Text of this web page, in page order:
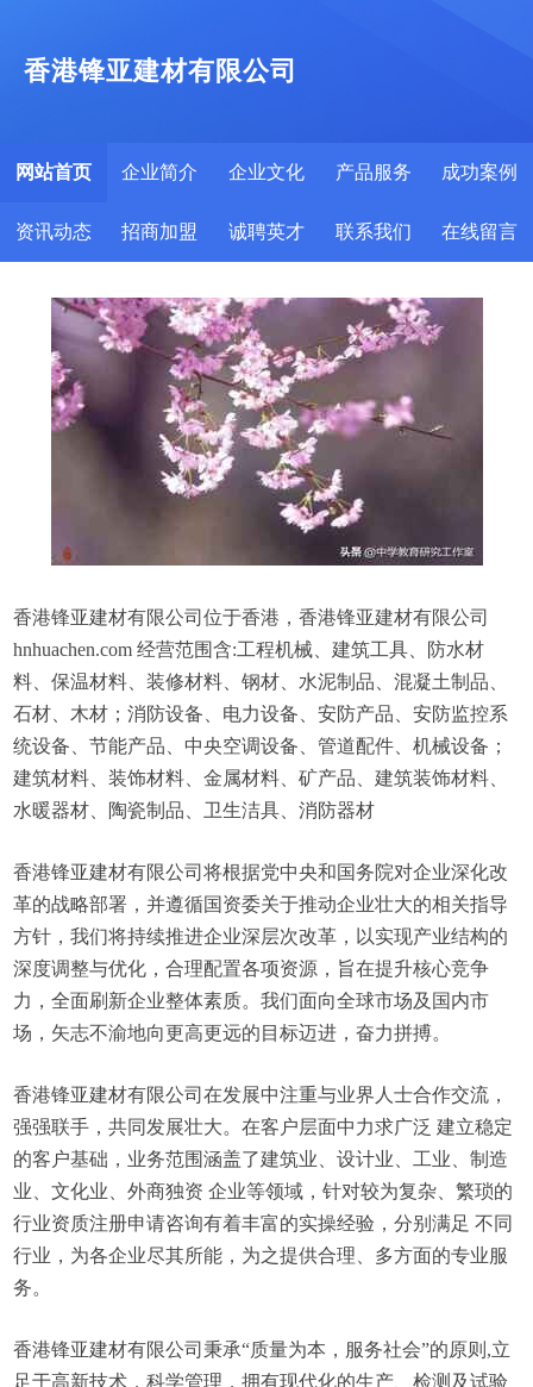
香港锋亚建材有限公司
网站首页 企业简介 企业文化 产品服务 成功案例
资讯动态 招商加盟 诚聘英才 联系我们 在线留言
香港锋亚建材有限公司位于香港，香港锋亚建材有限公司
hnhuachen.com 经营范围含:工程机械、建筑工具、防水材
料、保温材料、装修材料、钢材、水泥制品、混凝土制品、
石材、木材；消防设备、电力设备、安防产品、安防监控系
统设备、节能产品、中央空调设备、管道配件、机械设备；
建筑材料、装饰材料、金属材料、矿产品、建筑装饰材料、
水暖器材、陶瓷制品、卫生洁具、消防器材
香港锋亚建材有限公司将根据党中央和国务院对企业深化改
革的战略部署，并遵循国资委关于推动企业壮大的相关指导
方针，我们将持续推进企业深层次改革，以实现产业结构的
深度调整与优化，合理配置各项资源，旨在提升核心竞争
力，全面刷新企业整体素质。我们面向全球市场及国内市
场，矢志不渝地向更高更远的目标迈进，奋力拼搏。
香港锋亚建材有限公司在发展中注重与业界人士合作交流，
强强联手，共同发展壮大。在客户层面中力求广泛 建立稳定
的客户基础，业务范围涵盖了建筑业、设计业、工业、制造
业、文化业、外商独资 企业等领域，针对较为复杂、繁琐的
行业资质注册申请咨询有着丰富的实操经验，分别满足 不同
行业，为各企业尽其所能，为之提供合理、多方面的专业服
务。
香港锋亚建材有限公司秉承“质量为本，服务社会”的原则,立
足于高新技术，科学管理，拥有现代化的生产、检测及试验